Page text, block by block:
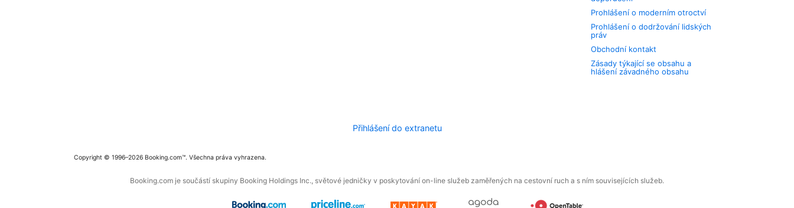
Prohlášení o moderním otroctví
Prohlášení o dodržování lidských
práv
Obchodní kontakt
Zásady týkající se obsahu a
hlášení závadného obsahu
Přihlášení do extranetu
Copyright © 1996–2026 Booking.com™. Všechna práva vyhrazena.
Booking.com je součástí skupiny Booking Holdings Inc., světové jedničky v poskytování on-line služeb zaměřených na cestovní ruch a s ním souvisejících služeb.